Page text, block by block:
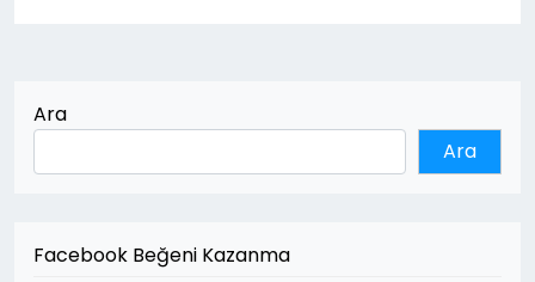
Ara
Ara
Facebook Beğeni Kazanma